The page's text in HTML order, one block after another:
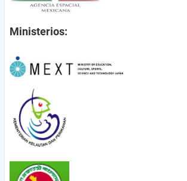
Ministerios: